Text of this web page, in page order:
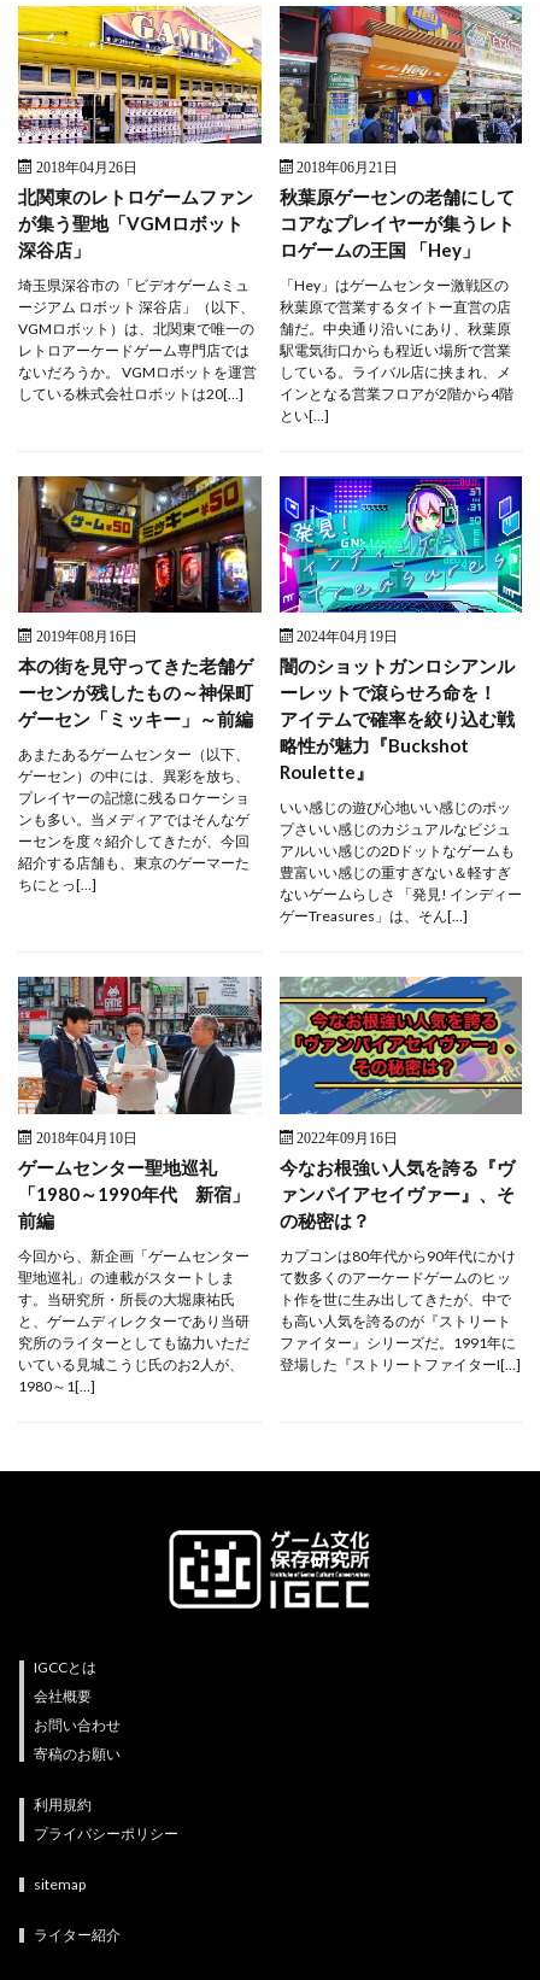
2018年04月26日
北関東のレトロゲームファン
が集う聖地「VGMロボット
深谷店」
埼玉県深谷市の「ビデオゲームミュ
ージアム ロボット 深谷店」（以下、
VGMロボット）は、北関東で唯一の
レトロアーケードゲーム専門店では
ないだろうか。 VGMロボットを運営
している株式会社ロボットは20[…]
2018年06月21日
秋葉原ゲーセンの老舗にして
コアなプレイヤーが集うレト
ロゲームの王国 「Hey」
「Hey」はゲームセンター激戦区の
秋葉原で営業するタイトー直営の店
舗だ。中央通り沿いにあり、秋葉原
駅電気街口からも程近い場所で営業
している。ライバル店に挟まれ、メ
インとなる営業フロアが2階から4階
とい[…]
2019年08月16日
本の街を見守ってきた老舗ゲ
ーセンが残したもの～神保町
ゲーセン「ミッキー」～前編
あまたあるゲームセンター（以下、
ゲーセン）の中には、異彩を放ち、
プレイヤーの記憶に残るロケーショ
ンも多い。当メディアではそんなゲ
ーセンを度々紹介してきたが、今回
紹介する店舗も、東京のゲーマーた
ちにとっ[…]
2024年04月19日
闇のショットガンロシアンル
ーレットで滾らせろ命を！
アイテムで確率を絞り込む戦
略性が魅力『Buckshot
Roulette』
いい感じの遊び心地いい感じのポッ
プさいい感じのカジュアルなビジュ
アルいい感じの2Dドットなゲームも
豊富いい感じの重すぎない＆軽すぎ
ないゲームらしさ 「発見! インディー
ゲーTreasures」は、そん[…]
2018年04月10日
ゲームセンター聖地巡礼
「1980～1990年代 新宿」
前編
今回から、新企画「ゲームセンター
聖地巡礼」の連載がスタートしま
す。当研究所・所長の大堀康祐氏
と、ゲームディレクターであり当研
究所のライターとしても協力いただ
いている見城こうじ氏のお2人が、
1980～1[…]
2022年09月16日
今なお根強い人気を誇る『ヴ
ァンパイアセイヴァー』、そ
の秘密は？
カプコンは80年代から90年代にかけ
て数多くのアーケードゲームのヒッ
ト作を世に生み出してきたが、中で
も高い人気を誇るのが『ストリート
ファイター』シリーズだ。1991年に
登場した『ストリートファイターI[…]
IGCCとは
会社概要
お問い合わせ
寄稿のお願い
利用規約
プライバシーポリシー
sitemap
ライター紹介